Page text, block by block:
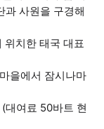
과 사원을 구경해
위치한 태국 대표
을에서 잠시나마
대여료 50바트 현